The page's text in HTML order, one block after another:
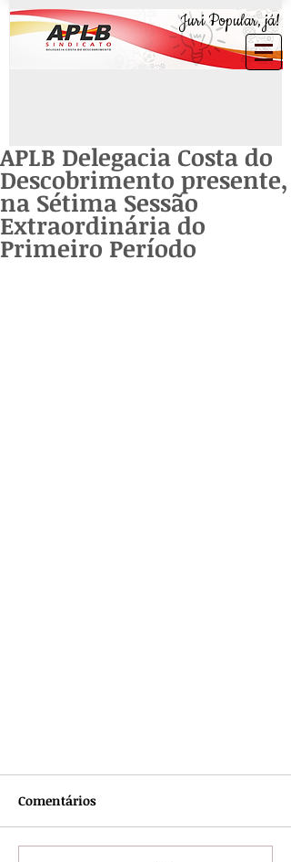
Juri Popular, já!
APLB Delegacia Costa do
Descobrimento presente,
na Sétima Sessão
Extraordinária do
Primeiro Período
Comentários